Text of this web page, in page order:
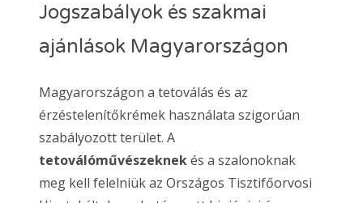
Jogszabályok és szakmai
ajánlások Magyarországon
Magyarországon a tetoválás és az
érzéstelenítőkrémek használata szigorúan
szabályozott terület. A
tetoválóművészeknekés a szalonoknak
meg kell felelniük az Országos Tisztifőorvosi